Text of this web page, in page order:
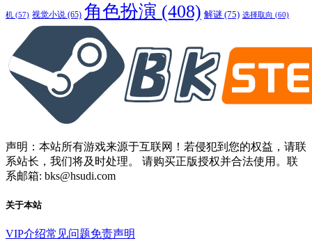
机 (57) 视觉小说 (65) 角色扮演 (408) 解谜 (75) 选择取向 (60)
声明：本站所有游戏来源于互联网！若侵犯到您的权益，请联
系站长，我们将及时处理。 请购买正版授权并合法使用。联
系邮箱: bks@hsudi.com
关于本站
VIP介绍常见问题免责声明